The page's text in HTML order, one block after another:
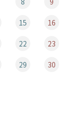
15 16
22 23
29 30